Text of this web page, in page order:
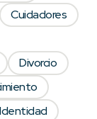
Cuidadores
Divorcio
Identidad